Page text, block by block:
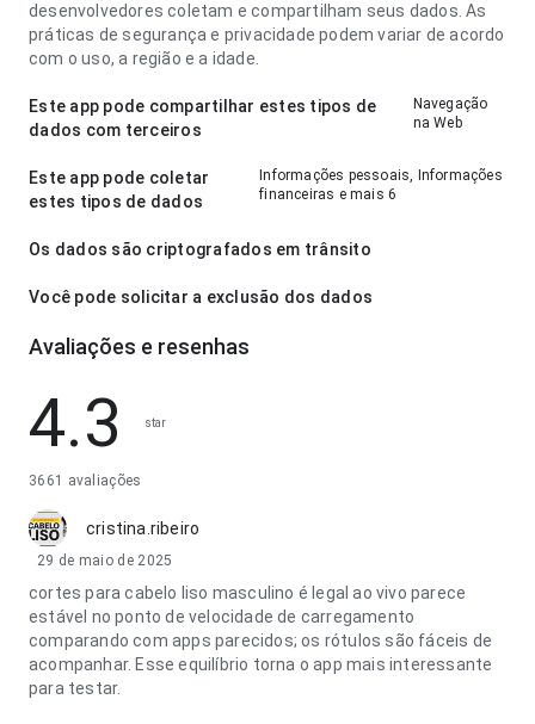
desenvolvedores coletam e compartilham seus dados. As
práticas de segurança e privacidade podem variar de acordo
com o uso, a região e a idade.
Este app pode compartilhar estes tipos de
dados com terceiros
Navegação
na Web
Este app pode coletar
estes tipos de dados
Informações pessoais, Informações
financeiras e mais 6
Os dados são criptografados em trânsito
Você pode solicitar a exclusão dos dados
Avaliações e resenhas
4.3 star
3661 avaliações
cristina.ribeiro
29 de maio de 2025
cortes para cabelo liso masculino é legal ao vivo parece
estável no ponto de velocidade de carregamento
comparando com apps parecidos; os rótulos são fáceis de
acompanhar. Esse equilíbrio torna o app mais interessante
para testar.